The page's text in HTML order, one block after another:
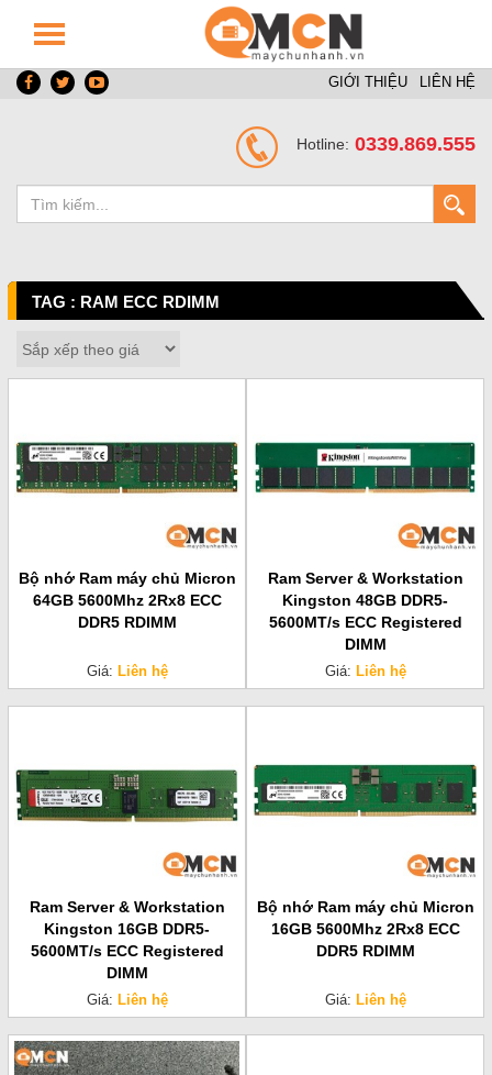
GIỚI THIỆU LIÊN HỆ
Hotline: 0339.869.555
TAG : RAM ECC RDIMM
Bộ nhớ Ram máy chủ Micron
64GB 5600Mhz 2Rx8 ECC
DDR5 RDIMM
Giá: Liên hệ
Ram Server & Workstation
Kingston 48GB DDR5-
5600MT/s ECC Registered
DIMM
Giá: Liên hệ
Ram Server & Workstation
Kingston 16GB DDR5-
5600MT/s ECC Registered
DIMM
Giá: Liên hệ
Bộ nhớ Ram máy chủ Micron
16GB 5600Mhz 2Rx8 ECC
DDR5 RDIMM
Giá: Liên hệ